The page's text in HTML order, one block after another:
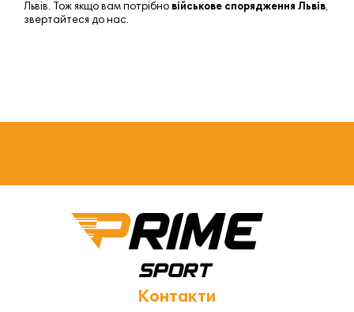
Львів. Тож якщо вам потрібно військове спорядження Львів,
звертайтеся до нас.
Контакти